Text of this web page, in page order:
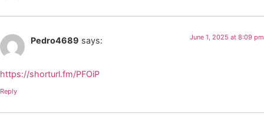
Pedro4689 says: June 1, 2025 at 8:09 pm
https://shorturl.fm/PFOiP
Reply